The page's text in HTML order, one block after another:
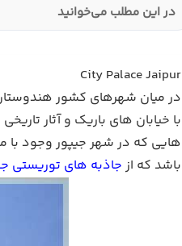
در این مطلب می‌خوانید
City Palace Jaipur
در میان شهرهای کشور
با خیابان های باریک و آثار
هایی که در شهر جیپور وجود با
باشد که از جاذبه های توریستی